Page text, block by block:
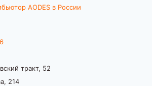
AODES в России
тракт, 52
214